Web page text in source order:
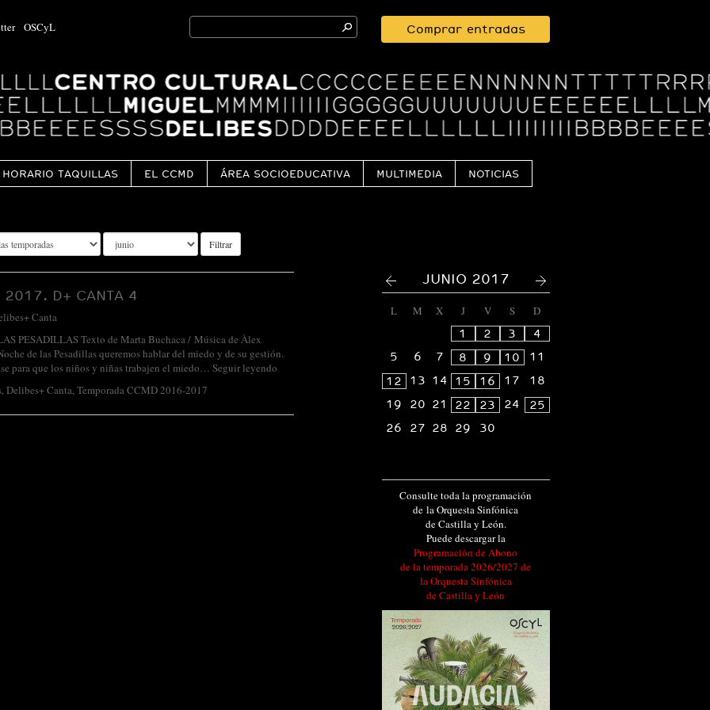
OSCyL
Search
for:
Comprar entradas
HORARIO TAQUILLAS EL CCMD ÁREA SOCIOEDUCATIVA MULTIMEDIA NOTICIAS
Filtrar
2017. D+ CANTA 4
Canta
PESADILLAS Texto de Marta Buchaca / Música de Àlex
de las Pesadillas queremos hablar del miedo y de su gestión.
para que los niños y niñas trabajen el miedo… Seguir leyendo
,Delibes+ Canta,Temporada CCMD 2016-2017
JUNIO 2017
L M X J V S
D
1
2 3
4
5
6 7 8 9 10
11
12
13 14 15 16 17
18
19
20 21 22 23 24
25
26
27 28 29 30
Consulte toda la programación
de la Orquesta Sinfónica
de Castilla y León.
Puede descargar la
Programación de Abono
de la temporada 2026/2027 de
la Orquesta Sinfónica
de Castilla y León